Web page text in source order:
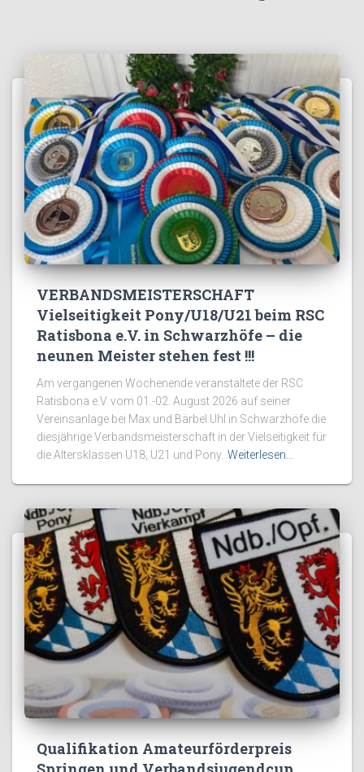
VERBANDSMEISTERSCHAFT
Vielseitigkeit Pony/U18/U21 beim RSC
Ratisbona e.V. in Schwarzhöfe – die
neunen Meister stehen fest !!!
Am vergangenen Wochenende veranstaltete der RSC
Ratisbona e.V. vom 01.-02. August 2026 auf seiner
Vereinsanlage bei Max und Bärbel Uhl in Schwarzhöfe die
diesjährige Verbandsmeisterschaft in der Vielseitigkeit für
die Altersklassen U18, U21 und Pony. Weiterlesen…
Qualifikation Amateurförderpreis